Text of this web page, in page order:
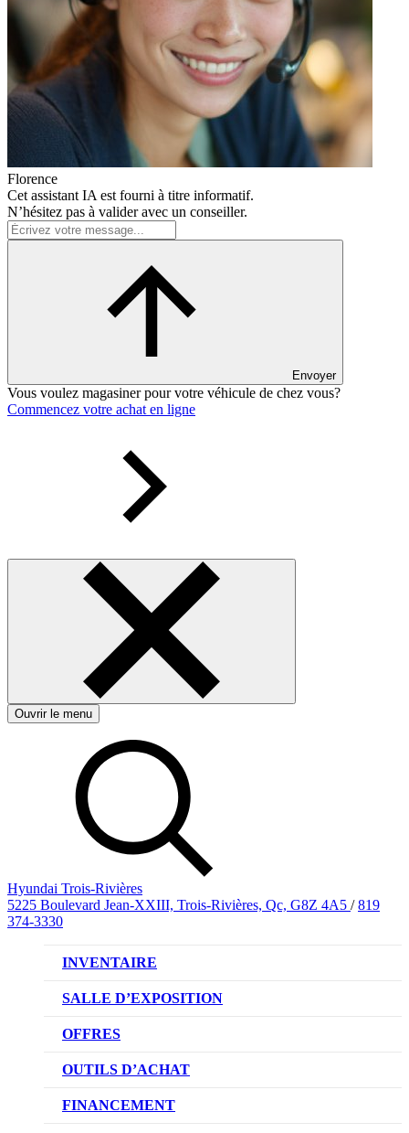
Florence
Cet assistant IA est fourni à titre informatif.
N’hésitez pas à valider avec un conseiller.
Envoyer
Vous voulez magasiner pour votre véhicule de chez vous?
Commencez votre achat en ligne
Ouvrir le menu
Hyundai Trois-Rivières
5225 Boulevard Jean-XXIII, Trois-Rivières, Qc, G8Z 4A5 / 819
374-3330
INVENTAIRE
VÉHICULES NEUFS
VÉHICULES D’OCCASION
SALLE D’EXPOSITION
OFFRES
OFFRE DE VÉHICULES NEUFS
OFFRES DU CONCESSIONNAIRE
OUTILS D’ACHAT
CL!QUEZ ET ACHETEZ HYUNDAI
FINANCEMENT